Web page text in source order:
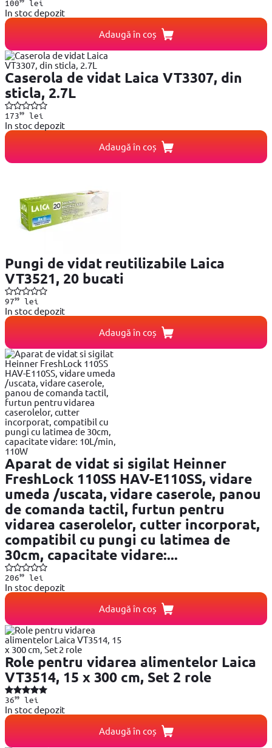
100 lei
In stoc depozit
Adaugă în coș
Caserola de vidat Laica VT3307, din
sticla, 2.7L
17399lei
In stoc depozit
Adaugă în coș
Pungi de vidat reutilizabile Laica
VT3521, 20 bucati
9799lei
In stoc depozit
Adaugă în coș
Aparat de vidat si sigilat Heinner
FreshLock 110SS HAV-E110SS, vidare
umeda /uscata, vidare caserole, panou
de comanda tactil, furtun pentru
vidarea caserolelor, cutter incorporat,
compatibil cu pungi cu latimea de
30cm, capacitate vidare:...
20699lei
In stoc depozit
Adaugă în coș
Role pentru vidarea alimentelor Laica
VT3514, 15 x 300 cm, Set 2 role
3699lei
In stoc depozit
Adaugă în coș